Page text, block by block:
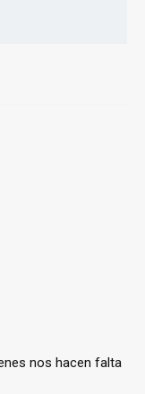
nos hacen falta